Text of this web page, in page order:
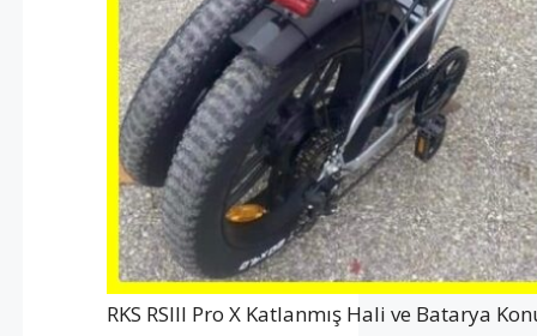
RKS RSIII Pro X Katlanmış Hali ve Batarya